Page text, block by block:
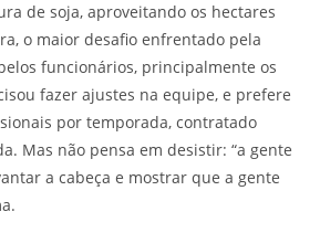
de soja, aproveitando os hectares
o maior desafio enfrentado pela
funcionários, principalmente os
fazer ajustes na equipe, e prefere
por temporada, contratado
Mas não pensa em desistir: “a gente
a cabeça e mostrar que a gente